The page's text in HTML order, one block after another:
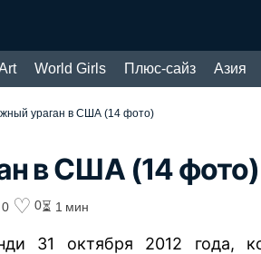
World Girls Плюс-сайз Азия
ураган в США (14 фото)
в США (14 фото)
♡ 0⏳ 1 мин
31 октября 2012 года,